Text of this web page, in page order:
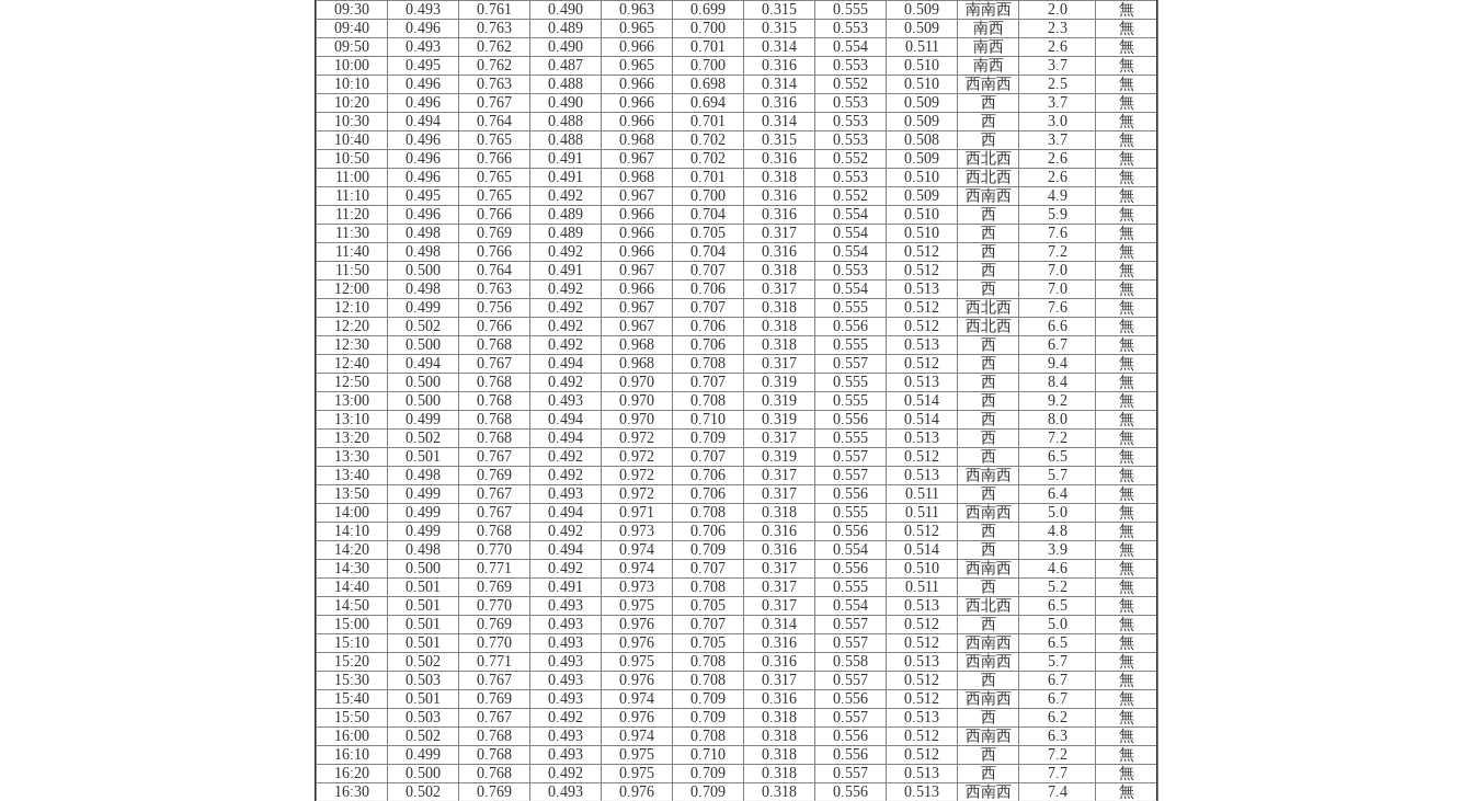
09:30
0.493 0.761 0.490 0.963 0.699 0.315 0.555 0.509 南南西 2.0
無
09:40
0.496 0.763 0.489 0.965 0.700 0.315 0.553 0.509 南西 2.3
無
09:50
0.493 0.762 0.490 0.966 0.701 0.314 0.554 0.511 南西 2.6
無
10:00
0.495 0.762 0.487 0.965 0.700 0.316 0.553 0.510 南西 3.7
無
10:10
0.496 0.763 0.488 0.966 0.698 0.314 0.552 0.510 西南西 2.5
無
10:20
0.496 0.767 0.490 0.966 0.694 0.316 0.553 0.509 西 3.7
無
10:30
0.494 0.764 0.488 0.966 0.701 0.314 0.553 0.509 西 3.0
無
10:40
0.496 0.765 0.488 0.968 0.702 0.315 0.553 0.508 西 3.7
無
10:50
0.496 0.766 0.491 0.967 0.702 0.316 0.552 0.509 西北西 2.6
無
11:00
0.496 0.765 0.491 0.968 0.701 0.318 0.553 0.510 西北西 2.6
無
11:10
0.495 0.765 0.492 0.967 0.700 0.316 0.552 0.509 西南西 4.9
無
11:20
0.496 0.766 0.489 0.966 0.704 0.316 0.554 0.510 西 5.9
無
11:30
0.498 0.769 0.489 0.966 0.705 0.317 0.554 0.510 西 7.6
無
11:40
0.498 0.766 0.492 0.966 0.704 0.316 0.554 0.512 西 7.2
無
11:50
0.500 0.764 0.491 0.967 0.707 0.318 0.553 0.512 西 7.0
無
12:00
0.498 0.763 0.492 0.966 0.706 0.317 0.554 0.513 西 7.0
無
12:10
0.499 0.756 0.492 0.967 0.707 0.318 0.555 0.512 西北西 7.6
無
12:20
0.502 0.766 0.492 0.967 0.706 0.318 0.556 0.512 西北西 6.6
無
12:30
0.500 0.768 0.492 0.968 0.706 0.318 0.555 0.513 西 6.7
無
12:40
0.494 0.767 0.494 0.968 0.708 0.317 0.557 0.512 西 9.4
無
12:50
0.500 0.768 0.492 0.970 0.707 0.319 0.555 0.513 西 8.4
無
13:00
0.500 0.768 0.493 0.970 0.708 0.319 0.555 0.514 西 9.2
無
13:10
0.499 0.768 0.494 0.970 0.710 0.319 0.556 0.514 西 8.0
無
13:20
0.502 0.768 0.494 0.972 0.709 0.317 0.555 0.513 西 7.2
無
13:30
0.501 0.767 0.492 0.972 0.707 0.319 0.557 0.512 西 6.5
無
13:40
0.498 0.769 0.492 0.972 0.706 0.317 0.557 0.513 西南西 5.7
無
13:50
0.499 0.767 0.493 0.972 0.706 0.317 0.556 0.511 西 6.4
無
14:00
0.499 0.767 0.494 0.971 0.708 0.318 0.555 0.511 西南西 5.0
無
14:10
0.499 0.768 0.492 0.973 0.706 0.316 0.556 0.512 西 4.8
無
14:20
0.498 0.770 0.494 0.974 0.709 0.316 0.554 0.514 西 3.9
無
14:30
0.500 0.771 0.492 0.974 0.707 0.317 0.556 0.510 西南西 4.6
無
14:40
0.501 0.769 0.491 0.973 0.708 0.317 0.555 0.511 西 5.2
無
14:50
0.501 0.770 0.493 0.975 0.705 0.317 0.554 0.513 西北西 6.5
無
15:00
0.501 0.769 0.493 0.976 0.707 0.314 0.557 0.512 西 5.0
無
15:10
0.501 0.770 0.493 0.976 0.705 0.316 0.557 0.512 西南西 6.5
無
15:20
0.502 0.771 0.493 0.975 0.708 0.316 0.558 0.513 西南西 5.7
無
15:30
0.503 0.767 0.493 0.976 0.708 0.317 0.557 0.512 西 6.7
無
15:40
0.501 0.769 0.493 0.974 0.709 0.316 0.556 0.512 西南西 6.7
無
15:50
0.503 0.767 0.492 0.976 0.709 0.318 0.557 0.513 西 6.2
無
16:00
0.502 0.768 0.493 0.974 0.708 0.318 0.556 0.512 西南西 6.3
無
16:10
0.499 0.768 0.493 0.975 0.710 0.318 0.556 0.512 西 7.2
無
16:20
0.500 0.768 0.492 0.975 0.709 0.318 0.557 0.513 西 7.7
無
16:30
0.502 0.769 0.493 0.976 0.709 0.318 0.556 0.513 西南西 7.4
無